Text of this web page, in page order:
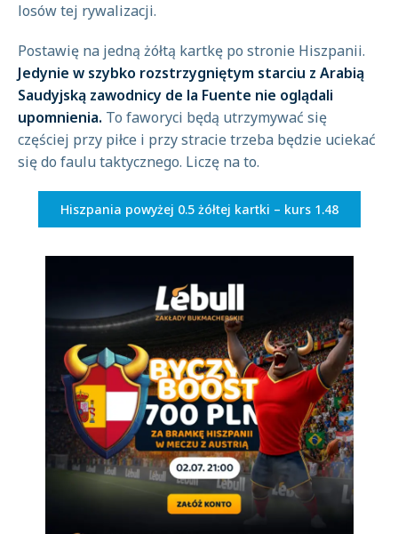
losów tej rywalizacji.
Postawię na jedną żółtą kartkę po stronie Hiszpanii.
Jedynie w szybko rozstrzygniętym starciu z Arabią
Saudyjską zawodnicy de la Fuente nie oglądali
upomnienia. To faworyci będą utrzymywać się
częściej przy piłce i przy stracie trzeba będzie uciekać
się do faulu taktycznego. Liczę na to.
Hiszpania powyżej 0.5 żółtej kartki – kurs 1.48